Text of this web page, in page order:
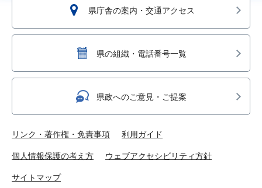
県庁舎の案内・交通アクセス
県の組織・電話番号一覧
県政へのご意見・ご提案
リンク・著作権・免責事項 利用ガイド
個人情報保護の考え方 ウェブアクセシビリティ方針
サイトマップ